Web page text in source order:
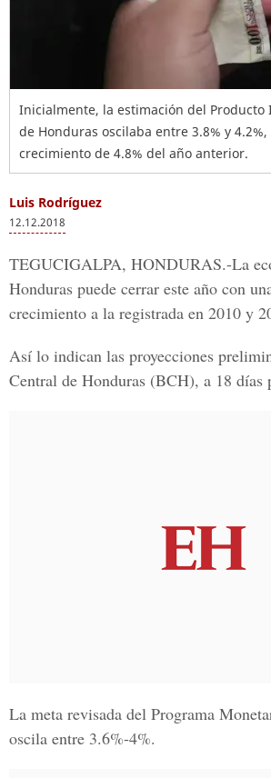
Inicialmente, la estimación del Producto
de Honduras oscilaba entre 3.8% y
crecimiento de 4.8% del año anterior.
Luis Rodríguez
12.12.2018
TEGUCIGALPA, HONDURAS.-La
Honduras puede cerrar este año con
crecimiento a la registrada en 2010 y
Así lo indican las proyecciones
Central de Honduras (BCH), a 18 días
La meta revisada del Programa
oscila entre 3.6%-4%.